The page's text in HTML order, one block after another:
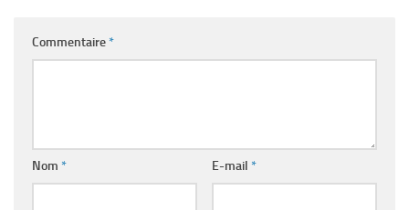
Commentaire*
Nom * E-mail *